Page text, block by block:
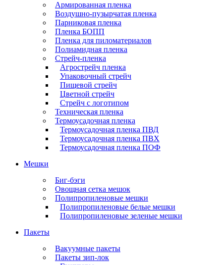
Армированная пленка
Воздушно-пузырчатая пленка
Парниковая пленка
Пленка БОПП
Пленка для пиломатериалов
Полиамидная пленка
Стрейч-пленка
Агрострейч пленка
Упаковочный стрейч
Пищевой стрейч
Цветной стрейч
Стрейч с логотипом
Техническая пленка
Термоусадочная пленка
Термоусадочная пленка ПВД
Термоусадочная пленка ПВХ
Термоусадочная пленка ПОФ
Мешки
Биг-бэги
Овощная сетка мешок
Полипропиленовые мешки
Полипропиленовые белые мешки
Полипропиленовые зеленые мешки
Пакеты
Вакуумные пакеты
Пакеты зип-лок